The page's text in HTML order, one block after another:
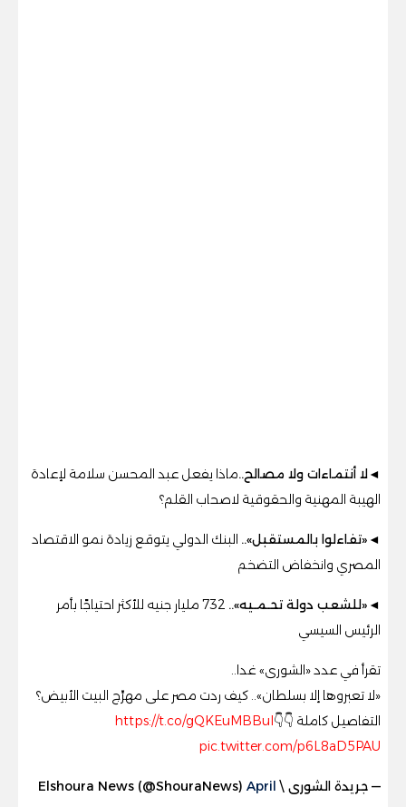
◄لا أنتماءات ولا مصالح..ماذا يفعل عبد المحسن سلامة لإعادة
الهيبة المهنية والحقوقية لاصحاب القلم؟
◄«تفاءلوا بالمستقبل».. البنك الدولي يتوقع زيادة نمو الاقتصاد
المصري وانخفاض التضخم
◄«للشعب دولة تحـمـيه»..
732 مليار جنيه للأكثر احتياجًا بأمر
الرئيس السيسي
تقرأ في عدد «الشورى» غدا..
«لا تعبروها إلا بسلطان».. كيف ردت مصر على مهرِّج البيت الأبيض؟
التفاصيل كاملة 👇👇https://t.co/gQKEuMBBul
pic.twitter.com/p6L8aD5PAU
— جريدة الشورى \ Elshoura News (@ShouraNews) April